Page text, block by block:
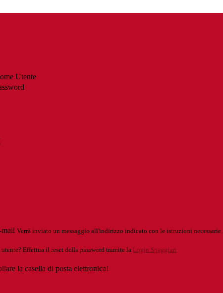
Utente
Verrà inviato un messaggio all'indirizzo indicato con le istruzioni necessarie.
Effettua il reset della password tramite la Login Spaggiari
la casella di posta elettronica!